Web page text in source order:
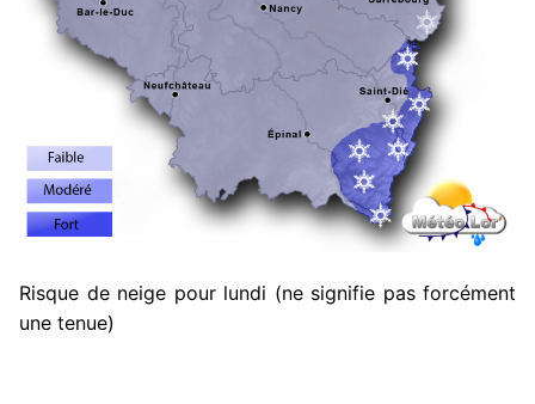
Risque de neige pour lundi (ne signifie pas forcément
une tenue)